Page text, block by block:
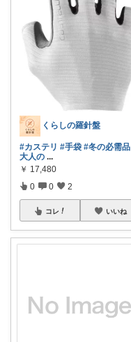
くらしの羅針盤
#カステリ #手袋 #冬の必需品
大人の ...
￥ 17,480
0 0 2
コレ いいね